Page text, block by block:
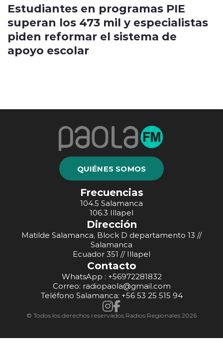
Estudiantes en programas PIE
superan los 473 mil y especialistas
piden reformar el sistema de
apoyo escolar
QUIÉNES SOMOS
Frecuencias
104.5 Salamanca
106.3 Illapel
Dirección
Matilde Salamanca, Block D departamento 13 //
Salamanca
Ecuador 351 // Illapel
Contacto
WhatsApp : +56972281832
Correo: radiopaola@gmail.com
Teléfono Salamanca: +56 53 25 515 94
© Todos los derechos reservados Radios Regionales 2026